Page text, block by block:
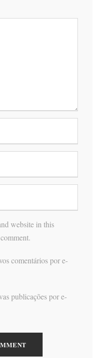
website in this
comentários por e-
publicações por e-